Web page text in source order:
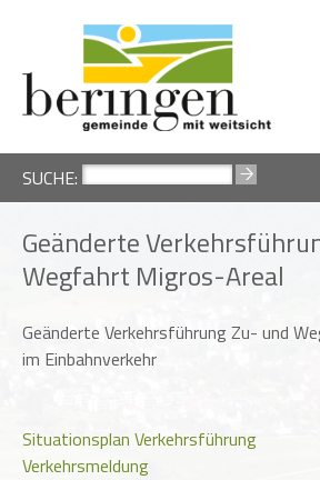
SUCHE:
Geänderte
Wegfahrt Migros-Areal
Geänderte Verkehrsführung Zu- und
im Einbahnverkehr
Situationsplan Verkehrsführung
Verkehrsmeldung